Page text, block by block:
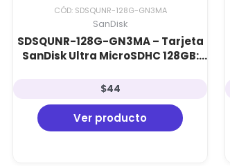
CÓD: SDSQUNR-128G-GN3MA
SanDisk
SDSQUNR-128G-GN3MA – Tarjeta
SanDisk Ultra MicroSDHC 128GB:
Adaptador SD
$44
Ver producto